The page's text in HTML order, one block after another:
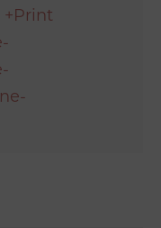
+Print